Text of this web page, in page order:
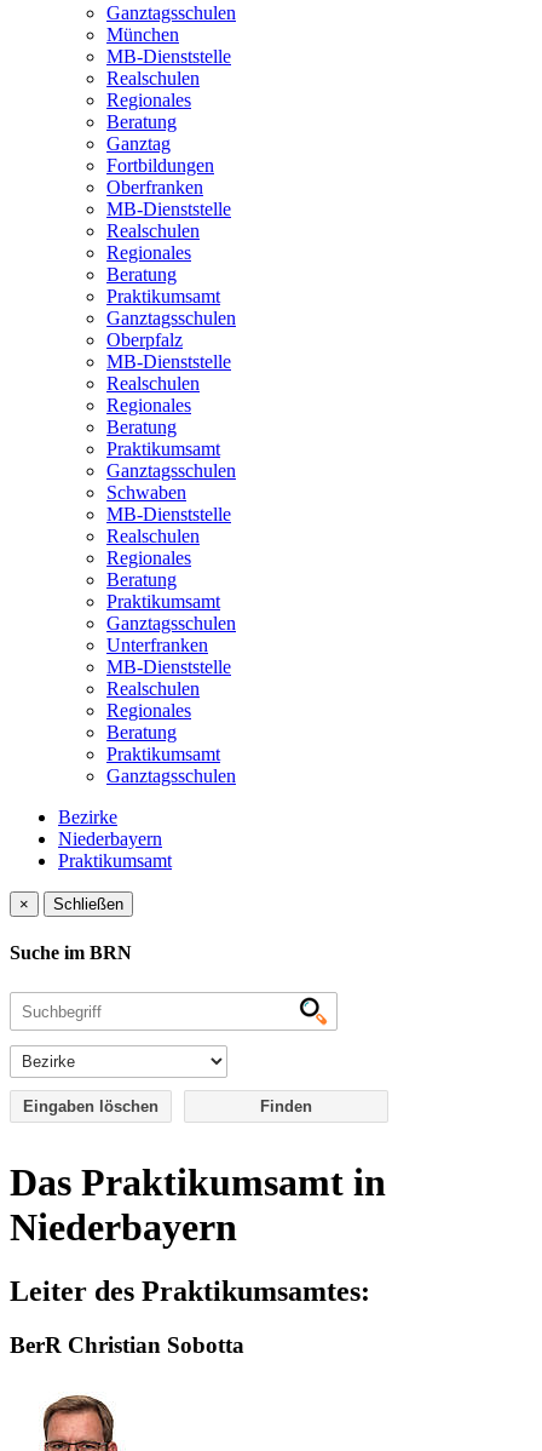
Ganztagsschulen
München
MB-Dienststelle
Realschulen
Regionales
Beratung
Ganztag
Fortbildungen
Oberfranken
MB-Dienststelle
Realschulen
Regionales
Beratung
Praktikumsamt
Ganztagsschulen
Oberpfalz
MB-Dienststelle
Realschulen
Regionales
Beratung
Praktikumsamt
Ganztagsschulen
Schwaben
MB-Dienststelle
Realschulen
Regionales
Beratung
Praktikumsamt
Ganztagsschulen
Unterfranken
MB-Dienststelle
Realschulen
Regionales
Beratung
Praktikumsamt
Ganztagsschulen
Bezirke
Niederbayern
Praktikumsamt
× Schließen
Suche im BRN
Eingaben löschen
Das Praktikumsamt in
Niederbayern
Leiter des Praktikumsamtes:
BerR Christian Sobotta